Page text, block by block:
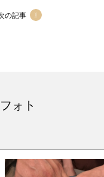
の記事
ォト